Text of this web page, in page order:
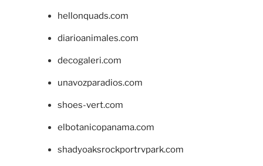
hellonquads.com
diarioanimales.com
decogaleri.com
unavozparadios.com
shoes-vert.com
elbotanicopanama.com
shadyoaksrockportrvpark.com